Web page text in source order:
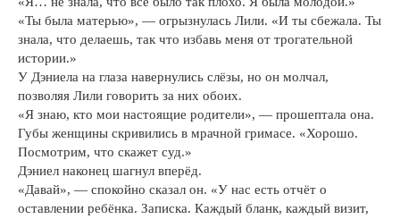
«Ты была матерью», — огрызнулась Лили. «И ты сбежала. Ты
знала, что делаешь, так что избавь меня от трогательной
истории.»
У Дэниела на глаза навернулись слёзы, но он молчал,
позволяя Лили говорить за них обоих.
«Я знаю, кто мои настоящие родители», — прошептала она.
Губы женщины скривились в мрачной гримасе. «Хорошо.
Посмотрим, что скажет суд.»
Дэниел наконец шагнул вперёд.
«Давай», — спокойно сказал он. «У нас есть отчёт о
оставлении ребёнка. Записка. Каждый бланк, каждый визит,